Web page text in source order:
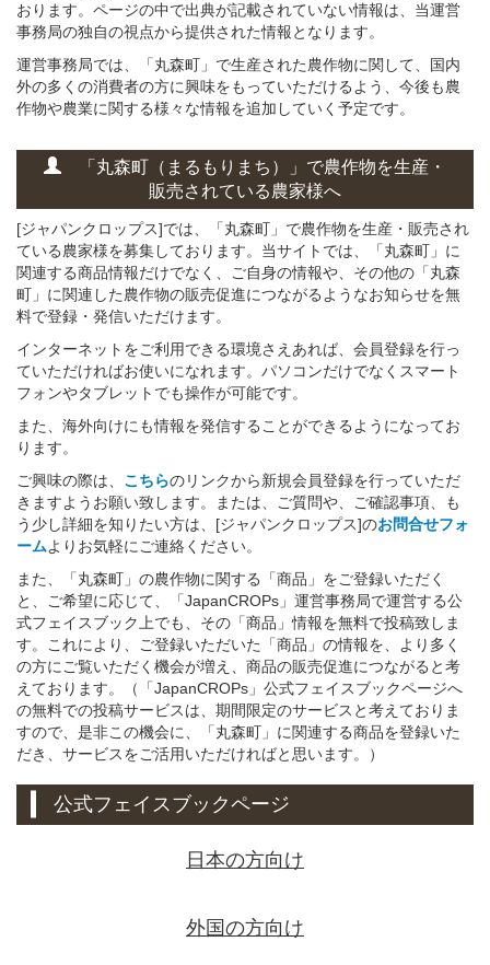
おります。ページの中で出典が記載されていない情報は、当運営
事務局の独自の視点から提供された情報となります。
運営事務局では、「丸森町」で生産された農作物に関して、国内
外の多くの消費者の方に興味をもっていただけるよう、今後も農
作物や農業に関する様々な情報を追加していく予定です。
「丸森町（まるもりまち）」 で農作物を生産・
販売されている農家様へ
[ジャパンクロップス]では、「丸森町」で農作物を生産・販売され
ている農家様を募集しております。当サイトでは、「丸森町」に
関連する商品情報だけでなく、ご自身の情報や、その他の「丸森
町」に関連した農作物の販売促進につながるようなお知らせを無
料で登録・発信いただけます。
インターネットをご利用できる環境さえあれば、会員登録を行っ
ていただければお使いになれます。パソコンだけでなくスマート
フォンやタブレットでも操作が可能です。
また、海外向けにも情報を発信することができるようになってお
ります。
ご興味の際は、 こちらのリンクから新規会員登録を行っていただ
きますようお願い致します。または、ご質問や、ご確認事項、も
う少し詳細を知りたい方は、[ジャパンクロップス]のお問合せフォ
ームよりお気軽にご連絡ください。
また、「丸森町」の農作物に関する「商品」をご登録いただく
と、ご希望に応じて、「JapanCROPs」運営事務局で運営する公
式フェイスブック上でも、その「商品」情報を無料で投稿致しま
す。これにより、ご登録いただいた「商品」の情報を、より多く
の方にご覧いただく機会が増え、商品の販売促進につながると考
えております。（「JapanCROPs」公式フェイスブックページへ
の無料での投稿サービスは、期間限定のサービスと考えておりま
すので、是非この機会に、「丸森町」に関連する商品を登録いた
だき、サービスをご活用いただければと思います。）
公式フェイスブックページ
日本の方向け
外国の方向け